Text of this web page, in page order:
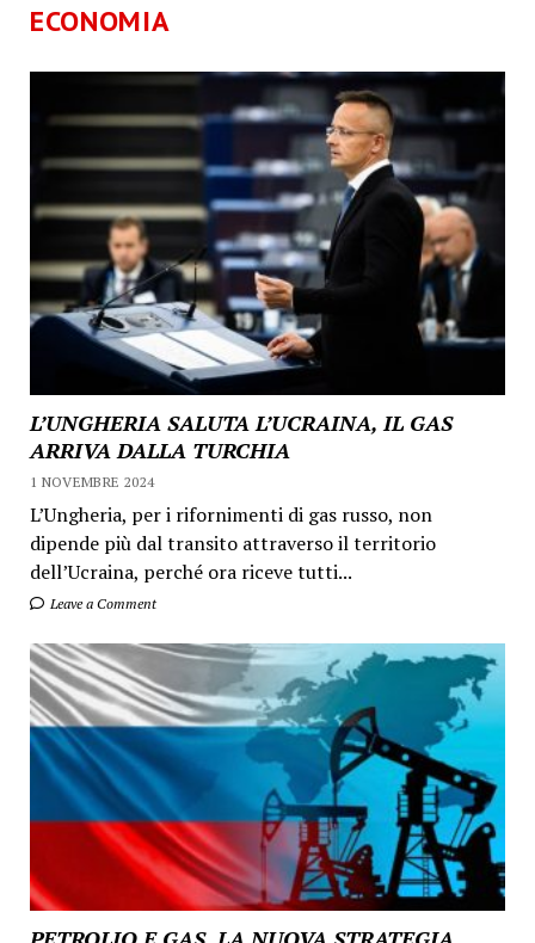
ECONOMIA
L’UNGHERIA SALUTA L’UCRAINA, IL GAS
ARRIVA DALLA TURCHIA
1 NOVEMBRE 2024
L’Ungheria, per i rifornimenti di gas russo, non
dipende più dal transito attraverso il territorio
dell’Ucraina, perché ora riceve tutti...
Leave a Comment